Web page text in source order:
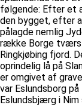
følgende: Efter et
den bygget, efter
pålagde nemlig
række Borge tværs
Ringkjøbing fjord.
oprindelig lå på
er omgivet af
var Eslundsborg
Eslundsbjærg i